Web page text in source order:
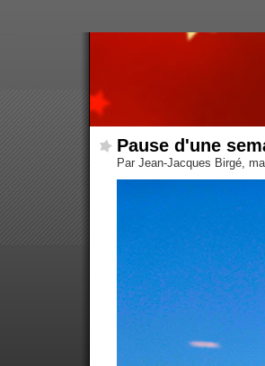
Pause d'une
Par Jean-Jacques Birgé,